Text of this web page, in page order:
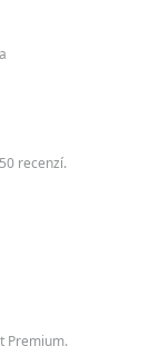
recenzí.
Premium.